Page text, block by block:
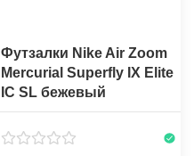
Футзалки Nike Air Zoom
Mercurial Superfly IX Elite
IC SL бежевый